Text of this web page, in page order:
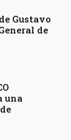
Gustavo
de
una